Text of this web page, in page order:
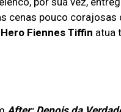
cenas pouco corajosas
Hero Fiennes Tiffin atua